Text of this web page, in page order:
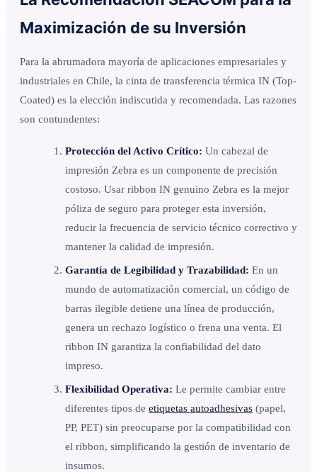
Maximización de su Inversión
Para la abrumadora mayoría de aplicaciones empresariales y
industriales en Chile, la cinta de transferencia térmica IN (Top-
Coated) es la elección indiscutida y recomendada. Las razones
son contundentes:
Protección del Activo Crítico: Un cabezal de
impresión Zebra es un componente de precisión
costoso. Usar ribbon IN genuino Zebra es la mejor
póliza de seguro para proteger esta inversión,
reducir la frecuencia de servicio técnico correctivo y
mantener la calidad de impresión.
Garantía de Legibilidad y Trazabilidad: En un
mundo de automatización comercial, un código de
barras ilegible detiene una línea de producción,
genera un rechazo logístico o frena una venta. El
ribbon IN garantiza la confiabilidad del dato
impreso.
Flexibilidad Operativa: Le permite cambiar entre
diferentes tipos de etiquetas autoadhesivas (papel,
PP, PET) sin preocuparse por la compatibilidad con
el ribbon, simplificando la gestión de inventario de
insumos.